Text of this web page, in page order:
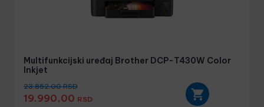
Multifunkcijski uređaj Brother DCP-T430W Color
Inkjet
23.852,00RSD
19.990,00 RSD